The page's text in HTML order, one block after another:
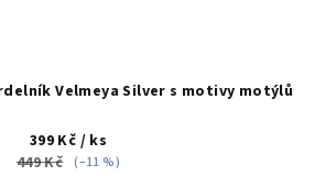
Velmeya Silver s motivy motýlů
399 Kč / ks
449 Kč (–11 %)